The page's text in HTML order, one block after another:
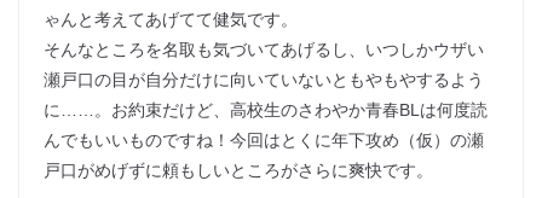
ゃんと考えてあげてて健気です。
そんなところを名取も気づいてあげるし、いつしかウザい
瀬戸口の目が自分だけに向いていないともやもやするよう
に……。お約束だけど、高校生のさわやか青春BLは何度読
んでもいいものですね！今回はとくに年下攻め（仮）の瀬
戸口がめげずに頼もしいところがさらに爽快です。